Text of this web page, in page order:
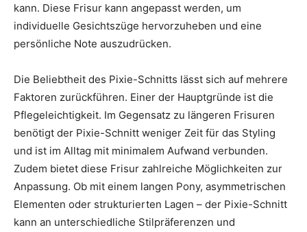
kann. Diese Frisur kann angepasst werden, um
individuelle Gesichtszüge hervorzuheben und eine
persönliche Note auszudrücken.
Die Beliebtheit des Pixie-Schnitts lässt sich auf mehrere
Faktoren zurückführen. Einer der Hauptgründe ist die
Pflegeleichtigkeit. Im Gegensatz zu längeren Frisuren
benötigt der Pixie-Schnitt weniger Zeit für das Styling
und ist im Alltag mit minimalem Aufwand verbunden.
Zudem bietet diese Frisur zahlreiche Möglichkeiten zur
Anpassung. Ob mit einem langen Pony, asymmetrischen
Elementen oder strukturierten Lagen – der Pixie-Schnitt
kann an unterschiedliche Stilpräferenzen und